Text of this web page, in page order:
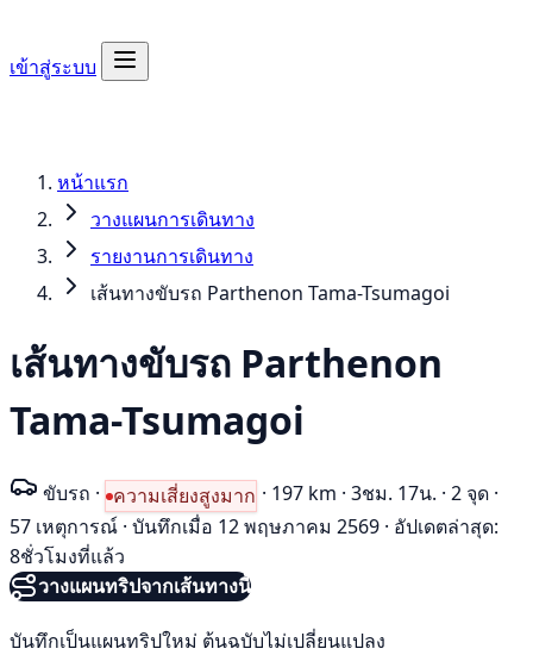
เข้าสู่ระบบ
หน้าแรก
วางแผนการเดินทาง
รายงานการเดินทาง
เส้นทางขับรถ Parthenon Tama-Tsumagoi
เส้นทางขับรถ Parthenon
Tama-Tsumagoi
ขับรถ · ความเสี่ยงสูงมาก · 197 km · 3ชม. 17น. · 2 จุด ·
57 เหตุการณ์ · บันทึกเมื่อ 12 พฤษภาคม 2569 · อัปเดตล่าสุด:
8ชั่วโมงที่แล้ว
วางแผนทริปจากเส้นทางนี้
บันทึกเป็นแผนทริปใหม่ ต้นฉบับไม่เปลี่ยนแปลง